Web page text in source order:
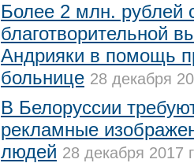
Более 2 млн. рублей
благотворительной
Андрияки в помощь
больнице 28 декабря
В Белоруссии
рекламные
людей 28 декабря 2017